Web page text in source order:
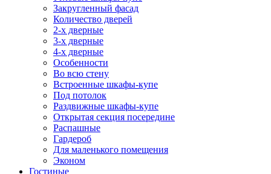
Закругленный фасад
Количество дверей
2-х дверные
3-х дверные
4-х дверные
Особенности
Во всю стену
Встроенные шкафы-купе
Под потолок
Раздвижные шкафы-купе
Открытая секция посередине
Распашные
Гардероб
Для маленького помещения
Эконом
Гостиные